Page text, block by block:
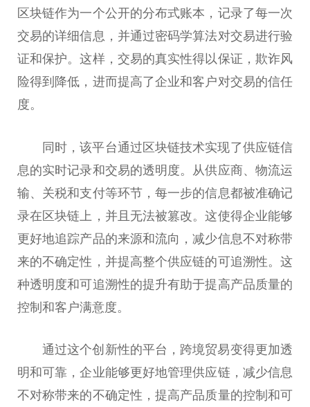
区块链作为一个公开的分布式账本，记录了每一次
交易的详细信息，并通过密码学算法对交易进行验
证和保护。这样，交易的真实性得以保证，欺诈风
险得到降低，进而提高了企业和客户对交易的信任
度。
同时，该平台通过区块链技术实现了供应链信
息的实时记录和交易的透明度。从供应商、物流运
输、关税和支付等环节，每一步的信息都被准确记
录在区块链上，并且无法被篡改。这使得企业能够
更好地追踪产品的来源和流向，减少信息不对称带
来的不确定性，并提高整个供应链的可追溯性。这
种透明度和可追溯性的提升有助于提高产品质量的
控制和客户满意度。
通过这个创新性的平台，跨境贸易变得更加透
明和可靠，企业能够更好地管理供应链，减少信息
不对称带来的不确定性，提高产品质量的控制和可